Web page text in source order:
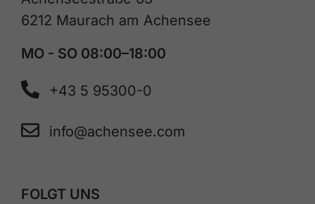
6212 Maurach am Achensee
MO - SO 08:00–18:00
+43 5 95300-0
info@achensee.com
FOLGT UNS